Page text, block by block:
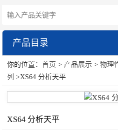
产品目录
物理性能测试仪器
硬度计系列
你的位置：首页 > 产品展示 >物理
列 >XS64 分析天平
XS64 分析天平